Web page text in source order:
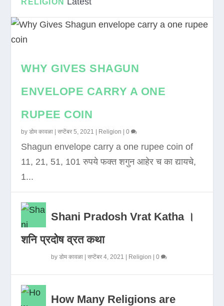
RELIGION
WHY GIVES SHAGUN
ENVELOPE CARRY A ONE
RUPEE COIN
byडोम कावळा |सप्टेंबर 5, 2021 Religion |0
Shagun envelope carry a one rupee coin of
11, 21, 51, 101 रुपये फक्त शगुन आहेर च का द्यायचे,
1...
Shani Pradosh Vrat Katha ।
शनि प्रदोष व्रत कथा
byडोम कावळा |सप्टेंबर 4, 2021 Religion |0
How Many Religions are